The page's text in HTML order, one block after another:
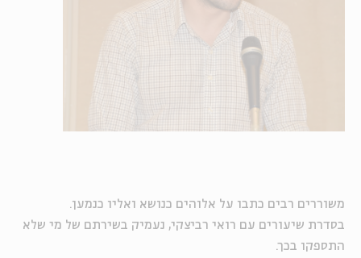
משוררים רבים כתבו על אלוהים כנושא ואליו כנמען.
בסדרת שיעורים עם רואי רביצקי, נעמיק בשירתם של מי שלא
התספקו בכך.